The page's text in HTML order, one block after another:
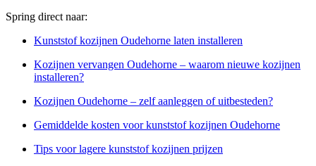
Spring direct naar:
Kunststof kozijnen Oudehorne laten installeren
Kozijnen vervangen Oudehorne – waarom nieuwe kozijnen
installeren?
Kozijnen Oudehorne – zelf aanleggen of uitbesteden?
Gemiddelde kosten voor kunststof kozijnen Oudehorne
Tips voor lagere kunststof kozijnen prijzen